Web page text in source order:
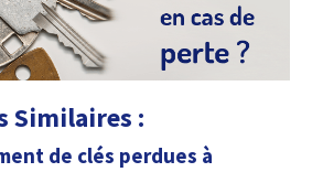
Similaires :
de clés perdues à